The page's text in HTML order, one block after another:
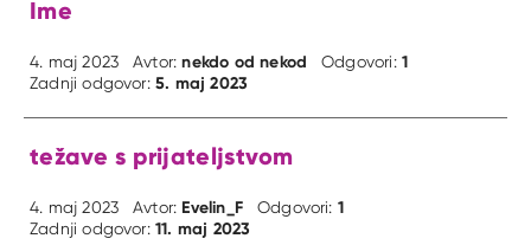
Ime
4. maj 2023 Avtor:nekdo od nekod Odgovori:1
Zadnji odgovor:5. maj 2023
težave s prijateljstvom
4. maj 2023 Avtor: Evelin_F Odgovori: 1
Zadnji odgovor:11. maj 2023